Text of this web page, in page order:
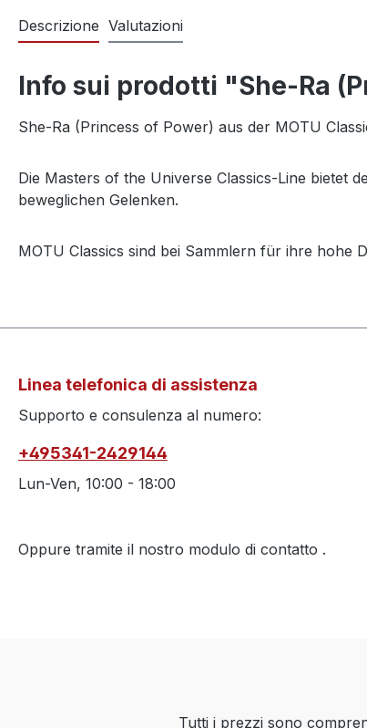
Descrizione Valutazioni
Info sui prodotti "She-Ra
She-Ra (Princess of Power) aus der MOTU
Die Masters of the Universe Classics-Line bietet
beweglichen Gelenken.
MOTU Classics sind bei Sammlern für ihre hohe
Linea telefonica di assistenza
Supporto e consulenza al numero:
+495341-2429144
Lun-Ven, 10:00 - 18:00
Oppure tramite il nostro modulo di contatto .
Tutti i prezzi sono